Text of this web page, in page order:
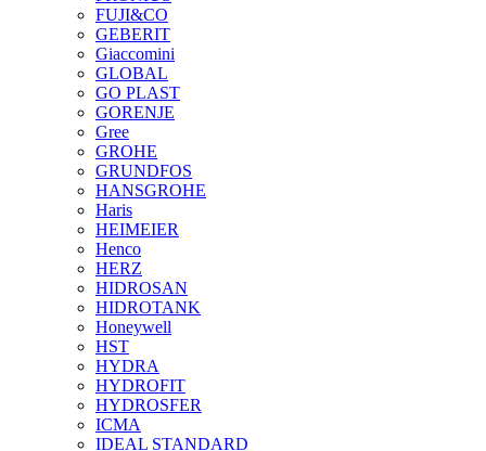
FUJI&CO
GEBERIT
Giaccomini
GLOBAL
GO PLAST
GORENJE
Gree
GROHE
GRUNDFOS
HANSGROHE
Haris
HEIMEIER
Henco
HERZ
HIDROSAN
HIDROTANK
Honeywell
HST
HYDRA
HYDROFIT
HYDROSFER
ICMA
IDEAL STANDARD